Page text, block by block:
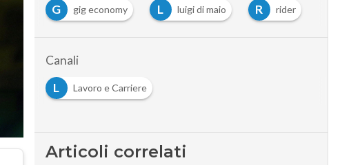
G
gig economy L luigi di maio R rider
Canali
L
Lavoro e Carriere
Articoli correlati